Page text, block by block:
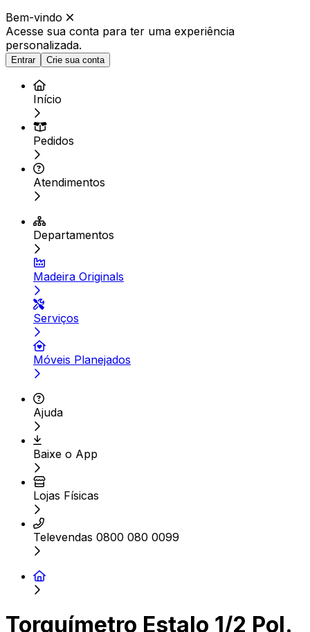
Bem-vindo
Acesse sua conta para ter uma experiência
personalizada.
Entrar Crie sua conta
Início
Pedidos
Atendimentos
Departamentos
Madeira Originals
Serviços
Móveis Planejados
Ajuda
Baixe o App
Lojas Físicas
Televendas 0800 080 0099
Torquímetro Estalo 1/2 Pol.